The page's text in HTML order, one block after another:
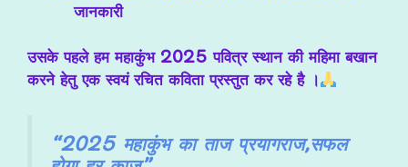
जानकारी
उसके पहले हम महाकुंभ 2025 पवित्र स्थान की महिमा बखान
करने हेतु एक स्वयं रचित कविता प्रस्तुत कर रहे है ।
“2025 महाकुंभ का ताज प्रयागराज,सफल